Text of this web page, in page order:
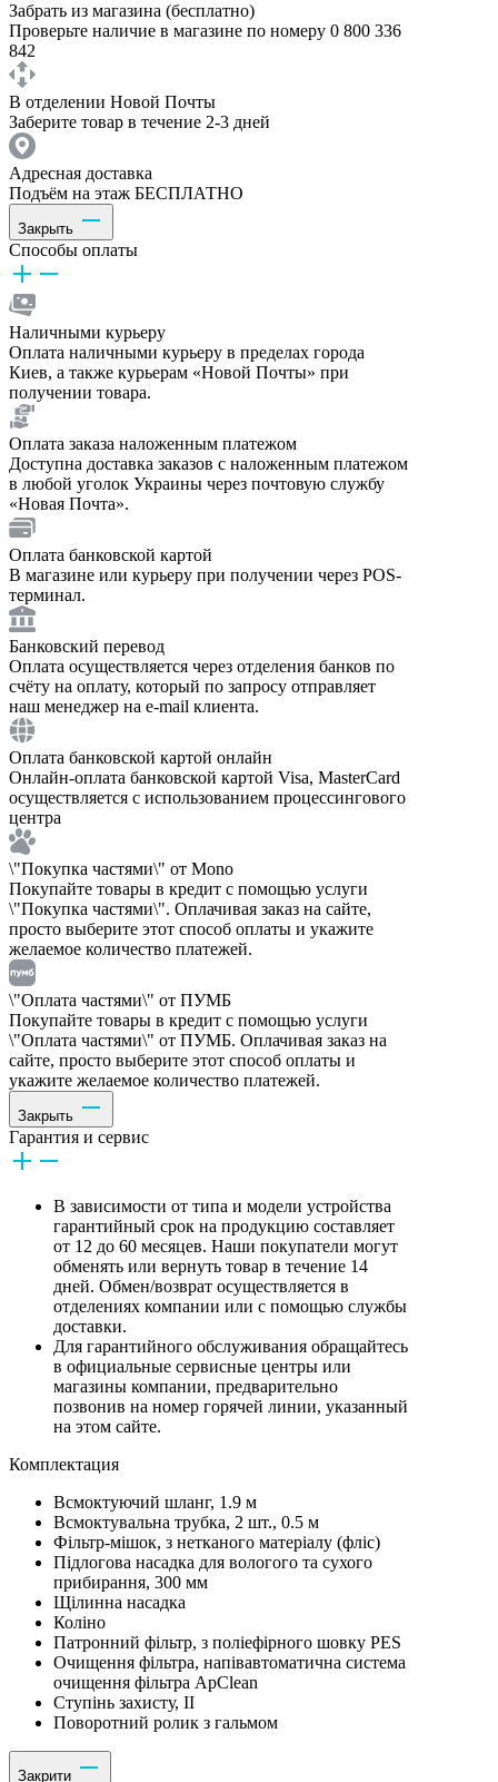
Забрать из магазина (бесплатно)
Проверьте наличие в магазине по номеру 0 800 336
842
В отделении Новой Почты
Заберите товар в течение 2-3 дней
Адресная доставка
Подъём на этаж БЕСПЛАТНО
Закрыть
Способы оплаты
Наличными курьеру
Оплата наличными курьеру в пределах города
Киев, а также курьерам «Новой Почты» при
получении товара.
Оплата заказа наложенным платежом
Доступна доставка заказов с наложенным платежом
в любой уголок Украины через почтовую службу
«Новая Почта».
Оплата банковской картой
В магазине или курьеру при получении через POS-
терминал.
Банковский перевод
Оплата осуществляется через отделения банков по
счёту на оплату, который по запросу отправляет
наш менеджер на e-mail клиента.
Оплата банковской картой онлайн
Онлайн-оплата банковской картой Visa, MasterCard
осуществляется с использованием процессингового
центра
\"Покупка частями\" от Mono
Покупайте товары в кредит с помощью услуги
\"Покупка частями\". Оплачивая заказ на сайте,
просто выберите этот способ оплаты и укажите
желаемое количество платежей.
\"Оплата частями\" от ПУМБ
Покупайте товары в кредит с помощью услуги
\"Оплата частями\" от ПУМБ. Оплачивая заказ на
сайте, просто выберите этот способ оплаты и
укажите желаемое количество платежей.
Закрыть
Гарантия и сервис
В зависимости от типа и модели устройства
гарантийный срок на продукцию составляет
от 12 до 60 месяцев. Наши покупатели могут
обменять или вернуть товар в течение 14
дней. Обмен/возврат осуществляется в
отделениях компании или с помощью службы
доставки.
Для гарантийного обслуживания обращайтесь
в официальные сервисные центры или
магазины компании, предварительно
позвонив на номер горячей линии, указанный
на этом сайте.
Комплектация
Всмоктуючий шланг, 1.9 м
Всмоктувальна трубка, 2 шт., 0.5 м
Фільтр-мішок, з нетканого матеріалу (фліс)
Підлогова насадка для вологого та сухого
прибирання, 300 мм
Щілинна насадка
Коліно
Патронний фільтр, з поліефірного шовку PES
Очищення фільтра, напівавтоматична система
очищення фільтра ApClean
Ступінь захисту, II
Поворотний ролик з гальмом
Закрити